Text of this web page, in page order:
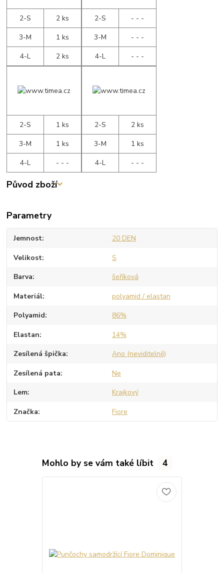
2-S
2 ks
3-M
1 ks
4-L
2 ks
2-S
- - -
3-M
- - -
4-L
- - -
2-S
1 ks
3-M
1 ks
4-L
- - -
2-S
2 ks
3-M
1 ks
4-L
- - -
Původ zboží
Parametry
Jemnost 20 DEN
Velikost S
Barva šeříková
Materiál polyamid / elastan
Polyamid 86%
Elastan 14%
Zesílená špička Ano (neviditelně)
Zesílená pata Ne
Lem Krajkový
Značka Fiore
Mohlo by se vám také líbit 4